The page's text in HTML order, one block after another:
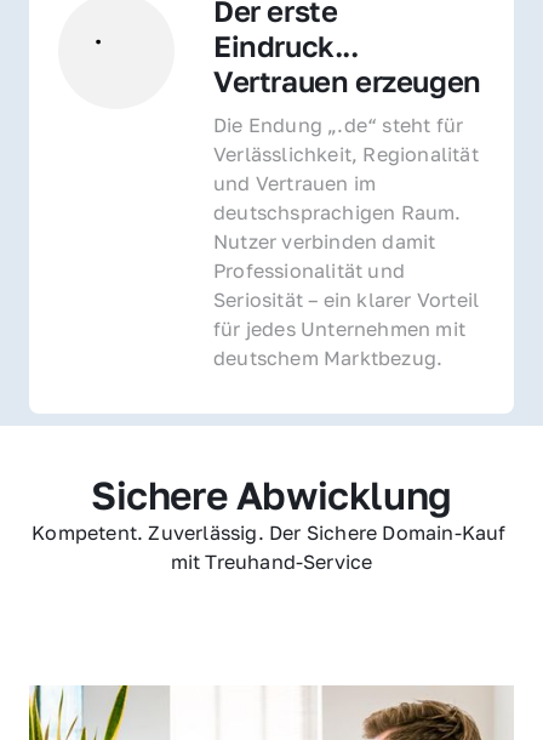
Der erste
Eindruck...
Vertrauen erzeugen
Die Endung „.de“ steht für
Verlässlichkeit, Regionalität
und Vertrauen im
deutschsprachigen Raum.
Nutzer verbinden damit
Professionalität und
Seriosität – ein klarer Vorteil
für jedes Unternehmen mit
deutschem Marktbezug.
Sichere Abwicklung
Kompetent. Zuverlässig. Der Sichere Domain-Kauf
mit Treuhand-Service